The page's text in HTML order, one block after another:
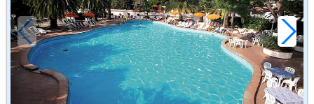
€52,00
a notte